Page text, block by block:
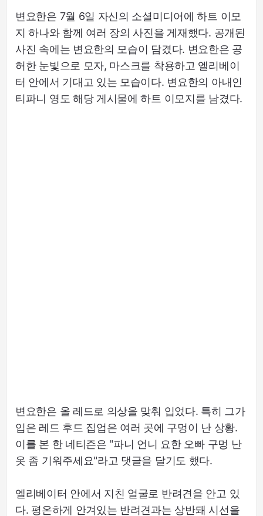
변요한은 7월 6일 자신의 소셜미디어에 하트 이모
지 하나와 함께 여러 장의 사진을 게재했다. 공개된
사진 속에는 변요한의 모습이 담겼다. 변요한은 공
허한 눈빛으로 모자, 마스크를 착용하고 엘리베이
터 안에서 기대고 있는 모습이다. 변요한의 아내인
티파니 영도 해당 게시물에 하트 이모지를 남겼다.
변요한은 올 레드로 의상을 맞춰 입었다. 특히 그가
입은 레드 후드 집업은 여러 곳에 구멍이 난 상황.
이를 본 한 네티즌은 "파니 언니 요한 오빠 구멍 난
옷 좀 기워주세요"라고 댓글을 달기도 했다.
엘리베이터 안에서 지친 얼굴로 반려견을 안고 있
다. 평온하게 안겨있는 반려견과는 상반돼 시선을